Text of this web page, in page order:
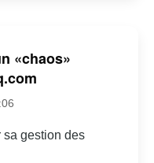
«chaos»
gestion des